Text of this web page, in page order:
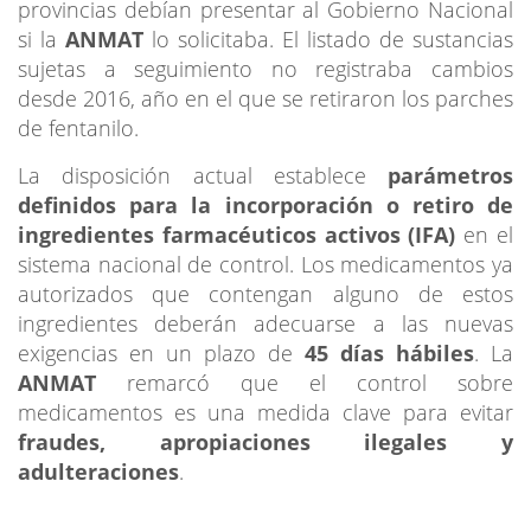
provincias debían presentar al Gobierno Nacional
si la ANMAT lo solicitaba. El listado de sustancias
sujetas a seguimiento no registraba cambios
desde 2016, año en el que se retiraron los parches
de fentanilo.
La disposición actual establece parámetros
definidos para la incorporación o retiro de
ingredientes farmacéuticos activos (IFA) en el
sistema nacional de control. Los medicamentos ya
autorizados que contengan alguno de estos
ingredientes deberán adecuarse a las nuevas
exigencias en un plazo de 45 días hábiles. La
ANMAT remarcó que el control sobre
medicamentos es una medida clave para evitar
fraudes, apropiaciones ilegales y
adulteraciones.